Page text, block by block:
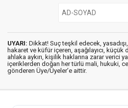
UYARI: Dikkat! Suç teşkil edecek,
hakaret ve küfür içeren, aşağılayıcı,
ahlaka aykırı, kişilik haklarına zarar verici
içeriklerden doğan her türlü mali, hukuki,
gönderen Üye/Üyeler’e aittir.